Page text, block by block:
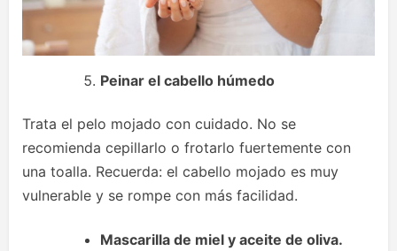
Peinar el cabello húmedo
Trata el pelo mojado con cuidado. No se
recomienda cepillarlo o frotarlo fuertemente con
una toalla. Recuerda: el cabello mojado es muy
vulnerable y se rompe con más facilidad.
Mascarilla de miel y aceite de oliva.